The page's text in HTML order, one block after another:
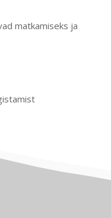
matkamiseks ja